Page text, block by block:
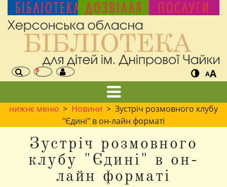
БІБЛІОТЕКА ДОЗВІЛЛЯ ПОСЛУГИ
AA
нижнє меню > Новини > Зустріч розмовного клубу
"Єдині" в он-лайн форматі
Зустріч розмовного
клубу "Єдині" в он-
лайн форматі